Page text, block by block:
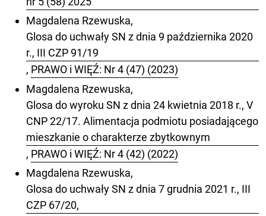
Magdalena Rzewuska,
Glosa do uchwały SN z dnia 9 października 2020
r., III CZP 91/19
, PRAWO i WIĘŹ: Nr 4 (47) (2023)
Magdalena Rzewuska,
Glosa do wyroku SN z dnia 24 kwietnia 2018 r., V
CNP 22/17. Alimentacja podmiotu posiadającego
mieszkanie o charakterze zbytkownym
, PRAWO i WIĘŹ: Nr 4 (42) (2022)
Magdalena Rzewuska,
Glosa do uchwały SN z dnia 7 grudnia 2021 r., III
CZP 67/20,